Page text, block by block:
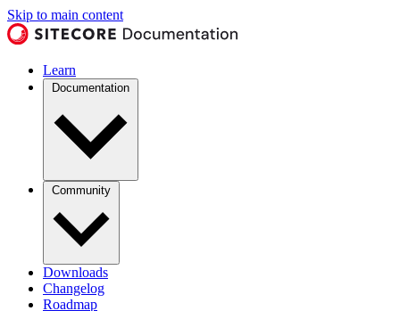
Skip to main content
Learn
Documentation
Community
Downloads
Changelog
Roadmap